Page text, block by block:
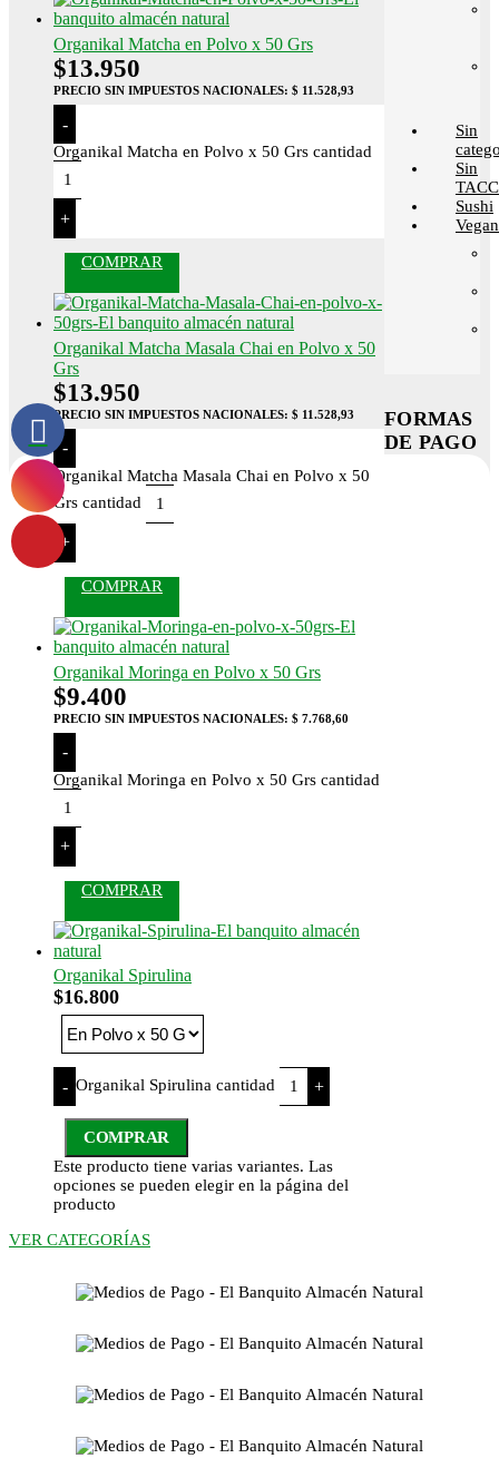
Organikal Matcha en Polvo x 50 Grs
$13.950
PRECIO SIN IMPUESTOS NACIONALES: $ 11.528,93
-
Organikal Matcha en Polvo x 50 Grs cantidad
+
COMPRAR
Organikal Matcha Masala Chai en Polvo x 50
Grs
$13.950
PRECIO SIN IMPUESTOS NACIONALES: $ 11.528,93
-
Organikal Matcha Masala Chai en Polvo x 50
Grs cantidad
+
COMPRAR
Organikal Moringa en Polvo x 50 Grs
$9.400
PRECIO SIN IMPUESTOS NACIONALES: $ 7.768,60
-
Organikal Moringa en Polvo x 50 Grs cantidad
+
COMPRAR
Organikal Spirulina
$16.800
- Organikal Spirulina cantidad +
COMPRAR
Este producto tiene varias variantes. Las
opciones se pueden elegir en la página del
producto
VER CATEGORÍAS
Sin
Sin
TACC
Sushi
FORMAS
DE PAGO